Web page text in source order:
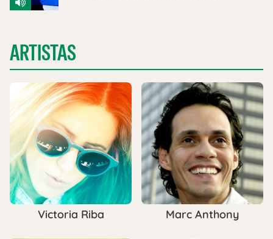
ARTISTAS
Victoria Riba Marc Anthony